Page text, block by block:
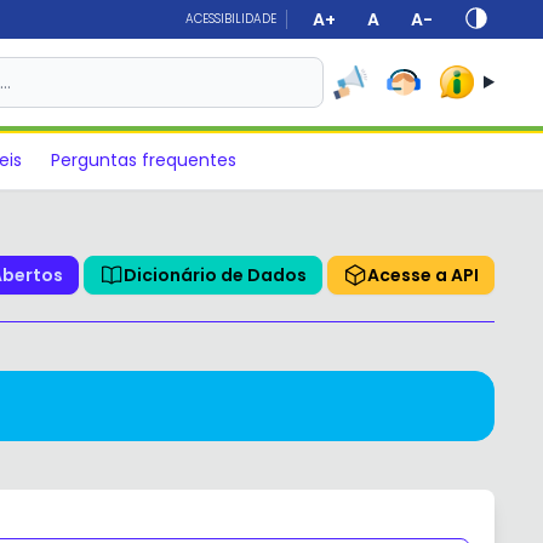
ACESSIBILIDADE A+ A A-
Perguntas frequentes
Dicionário de Dados Acesse a API